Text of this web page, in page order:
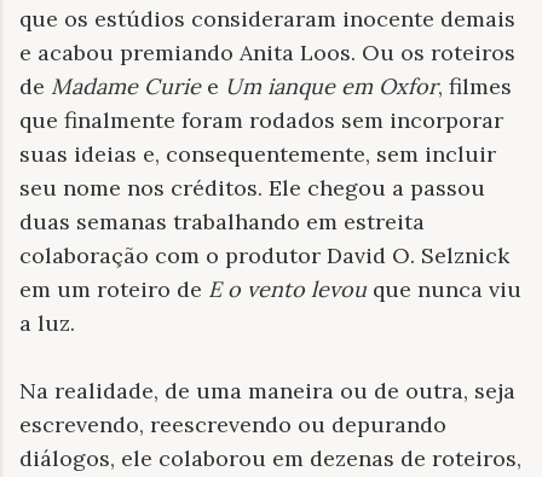
que os estúdios consideraram inocente demais
e acabou premiando Anita Loos. Ou os roteiros
de Madame Curiee Um ianque em Oxfor, filmes
que finalmente foram rodados sem incorporar
suas ideias e, consequentemente, sem incluir
seu nome nos créditos. Ele chegou a passou
duas semanas trabalhando em estreita
colaboração com o produtor David O. Selznick
em um roteiro de E o vento levouque nunca viu
a luz.
Na realidade, de uma maneira ou de outra, seja
escrevendo, reescrevendo ou depurando
diálogos, ele colaborou em dezenas de roteiros,